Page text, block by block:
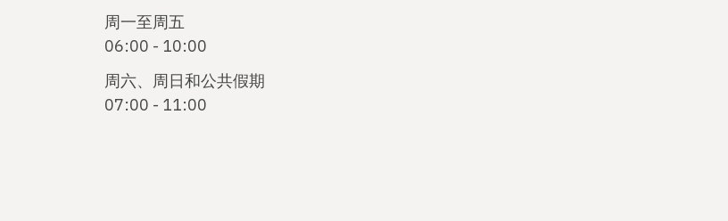
周一至周五
06:00 - 10:00
周六、周日和公共假期
07:00 - 11:00